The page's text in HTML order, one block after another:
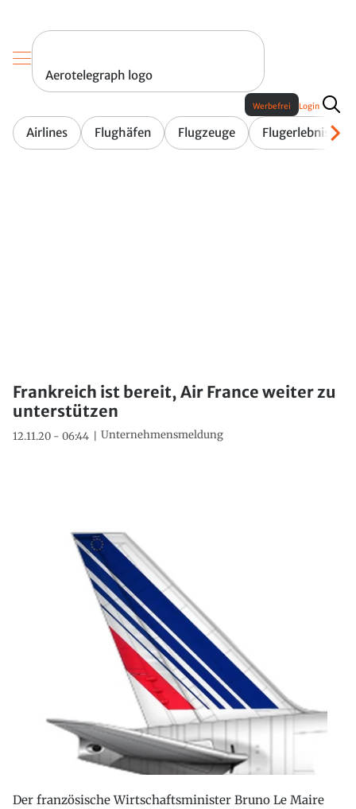
Aerotelegraph logo
Airlines Flughäfen Flugzeuge Flugerlebnis
Werbefrei Login
Frankreich ist bereit, Air France weiter zu
unterstützen
12.11.20 - 06:44 Unternehmensmeldung
Der französische Wirtschaftsminister Bruno Le Maire